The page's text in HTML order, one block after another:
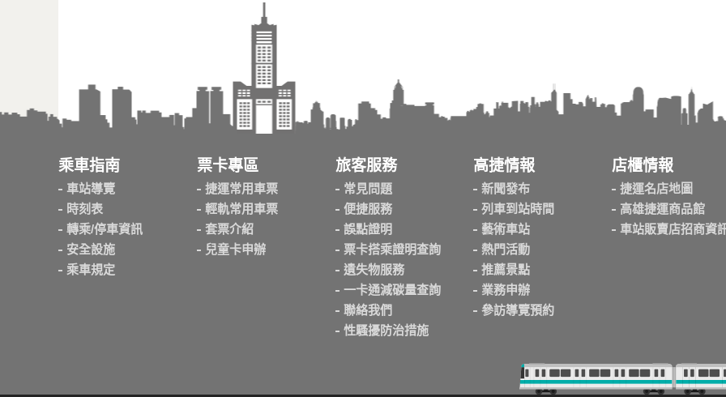
乘車指南
車站導覽
時刻表
轉乘/停車資訊
安全設施
乘車規定
票卡專區
捷運常用車票
輕軌常用車票
套票介紹
兒童卡申辦
旅客服務
常見問題
便捷服務
誤點證明
票卡搭乘證明查詢
遺失物服務
一卡通減碳量查詢
聯絡我們
性騷擾防治措施
高捷情報
新聞發布
列車到站時間
藝術車站
熱門活動
推薦景點
業務申辦
參訪導覽預約
店櫃情報
捷運名店地圖
高雄捷運商品館
車站販賣店招商資